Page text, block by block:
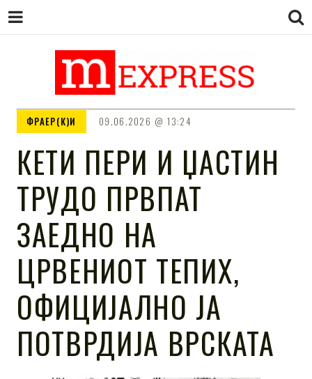
M EXPRESS
ФРАЕР(К)И 09.06.2026 13:24
КЕТИ ПЕРИ И ЏАСТИН
ТРУДО ПРВПАТ
ЗАЕДНО НА
ЦРВЕНИОТ ТЕПИХ,
ОФИЦИЈАЛНО ЈА
ПОТВРДИЈА ВРСКАТА